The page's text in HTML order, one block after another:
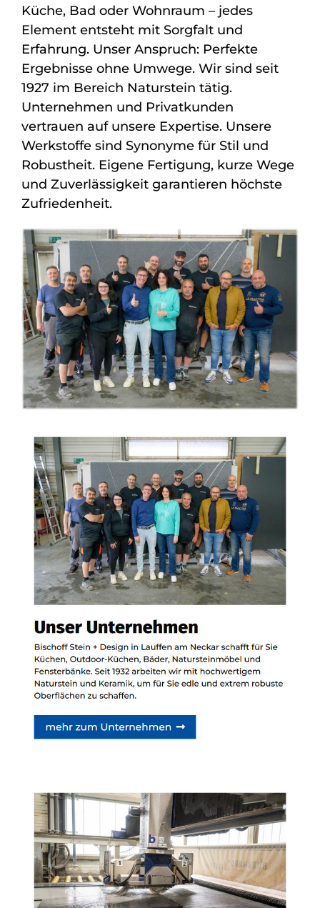
Küche, Bad oder Wohnraum – jedes
Element entsteht mit Sorgfalt und
Erfahrung. Unser Anspruch: Perfekte
Ergebnisse ohne Umwege. Wir sind seit
1927 im Bereich Naturstein tätig.
Unternehmen und Privatkunden
vertrauen auf unsere Expertise. Unsere
Werkstoffe sind Synonyme für Stil und
Robustheit. Eigene Fertigung, kurze Wege
und Zuverlässigkeit garantieren höchste
Zufriedenheit.